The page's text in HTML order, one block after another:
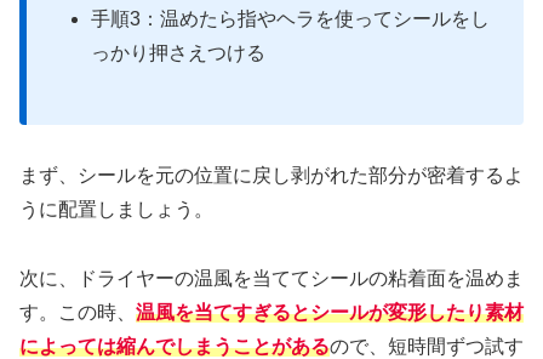
手順3：温めたら指やヘラを使ってシールをし
っかり押さえつける
まず、シールを元の位置に戻し剥がれた部分が密着するよ
うに配置しましょう。
次に、ドライヤーの温風を当ててシールの粘着面を温めま
す。この時、 温風を当てすぎるとシールが変形したり素材
によっては縮んでしまうことがあるので、短時間ずつ試す